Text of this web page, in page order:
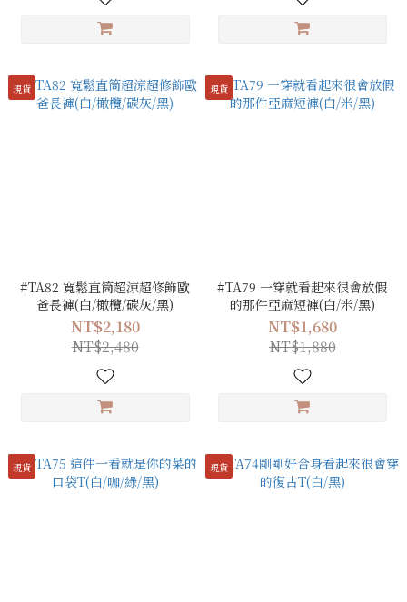
現貨
#TA82 寬鬆直筒超涼超修飾歐
爸長褲(白/橄欖/碳灰/黑)
NT$2,180
NT$2,480
現貨
#TA79 一穿就看起來很會放假
的那件亞麻短褲(白/米/黑)
NT$1,680
NT$1,880
現貨 現貨